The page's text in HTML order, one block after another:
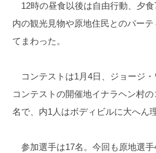
12時の昼食以後は自由行動、夕
内の観光見物や原地住民とのパー
てまわった。
コンテストは1月4日、ジョージ
コンテストの開催地イナラヘン村
名で、内1人はボディビルに大へん
参加選手は17名。今回も原地選